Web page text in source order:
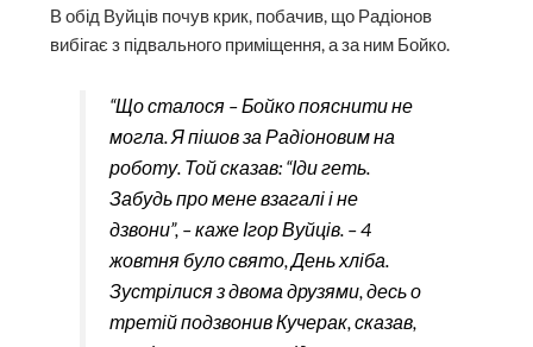
В обід Вуйців почув крик, побачив, що Радіонов
вибігає з підвального приміщення, а за ним Бойко.
“Що сталося – Бойко пояснити не
могла. Я пішов за Радіоновим на
роботу. Той сказав: “Іди геть.
Забудь про мене взагалі і не
дзвони”, – каже Ігор Вуйців. – 4
жовтня було свято, День хліба.
Зустрілися з двома друзями, десь о
третій подзвонив Кучерак, сказав,